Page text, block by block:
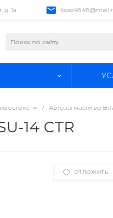
1а
/ Автозапчасти во
14 CTR
ОТЛОЖИТЬ